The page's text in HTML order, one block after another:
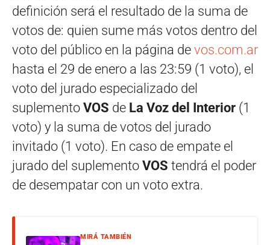
definición será el resultado de la suma de
votos de: quien sume más votos dentro del
voto del público en la página de vos.com.ar
hasta el 29 de enero a las 23:59 (1 voto), el
voto del jurado especializado del
suplemento VOS de La Voz del Interior (1
voto) y la suma de votos del jurado
invitado (1 voto). En caso de empate el
jurado del suplemento VOS tendrá el poder
de desempatar con un voto extra.
MIRÁ TAMBIÉN